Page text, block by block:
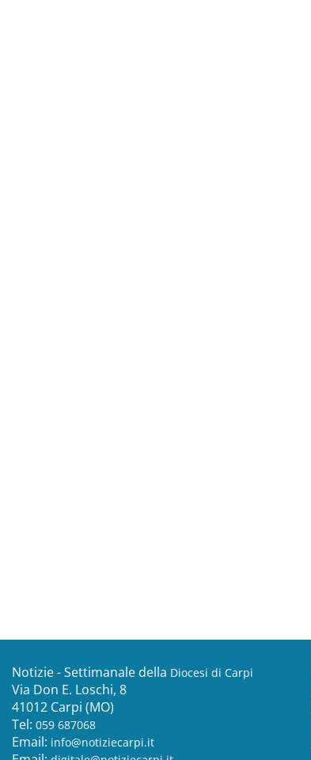
Notizie - Settimanale della Diocesi di Carpi
Via Don E. Loschi, 8
41012 Carpi (MO)
Tel:059 687068
Email: info@notiziecarpi.it